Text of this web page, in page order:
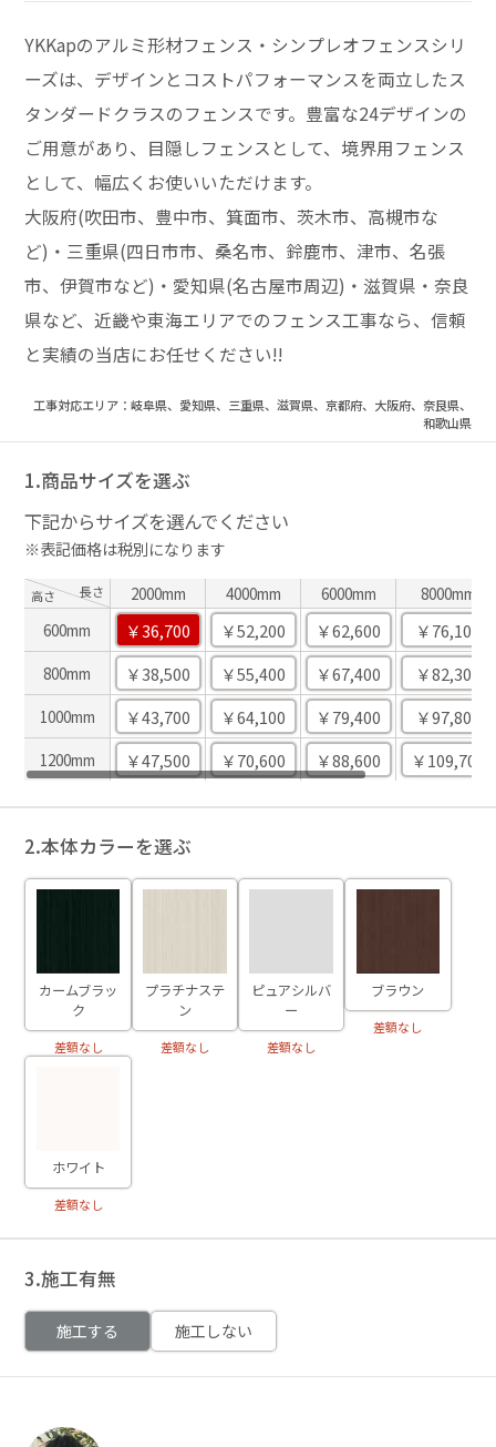
YKKapのアルミ形材フェンス・シンプレオフェンスシリ
ーズは、デザインとコストパフォーマンスを両立したス
タンダードクラスのフェンスです。豊富な24デザインの
ご用意があり、目隠しフェンスとして、境界用フェンス
として、幅広くお使いいただけます。
大阪府(吹田市、豊中市、箕面市、茨木市、高槻市な
ど)・三重県(四日市市、桑名市、鈴鹿市、津市、名張
市、伊賀市など)・愛知県(名古屋市周辺)・滋賀県・奈良
県など、近畿や東海エリアでのフェンス工事なら、信頼
と実績の当店にお任せください!!
工事対応エリア：岐阜県、愛知県、三重県、滋賀県、京都府、大阪府、奈良県、
和歌山県
1.商品サイズを選ぶ
下記からサイズを選んでください
※表記価格は税別になります
高さ 長さ 2000mm 4000mm 6000mm
8000mm
600mm
￥36,700 ￥52,200 ￥62,600 ￥76,100
800mm ￥38,500 ￥55,400 ￥67,400 ￥82,300
1000mm ￥43,700 ￥64,100 ￥79,400 ￥97,800
1200mm ￥47,500 ￥70,600 ￥88,600 ￥109,700
2.本体カラーを選ぶ
カームブラッ
ク
差額なし
プラチナステ
ン
差額なし
ピュアシルバ
ー
差額なし
ブラウン
差額なし
ホワイト
差額なし
3.施工有無
施工する 施工しない